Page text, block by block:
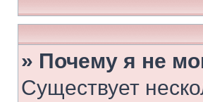
» Почему я не
Существует